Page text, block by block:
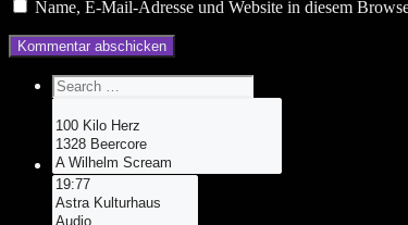
Name, E-Mail-Adresse und Website in diesem